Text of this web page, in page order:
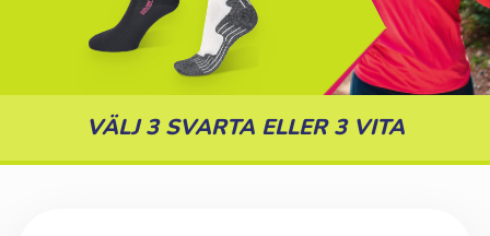
VÄLJ 3 SVARTA ELLER 3 VITA